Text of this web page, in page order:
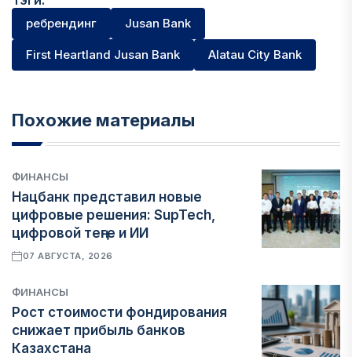
ребрендинг Jusan Bank
First Heartland Jusan Bank Alatau City Bank
Похожие материалы
ФИНАНСЫ
Нацбанк представил новые
цифровые решения: SupTech,
цифровой теңге и ИИ
07 АВГУСТА, 2026
ФИНАНСЫ
Рост стоимости фондирования
снижает прибыль банков
Казахстана